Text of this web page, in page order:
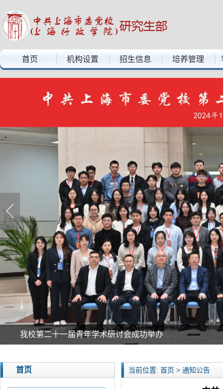
中共上海市委党校上海行政学院——研究生部
首页 机构设置 招生信息 培养管理
我校第二十一届青年学术研讨会成功举办
首页 当前位置: 首页 > 通知公告